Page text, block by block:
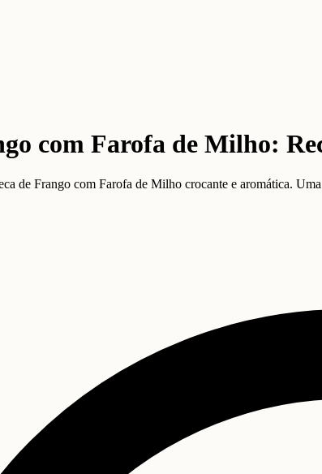
com Farofa de Milho:
de Frango com Farofa de Milho crocante e aromática.